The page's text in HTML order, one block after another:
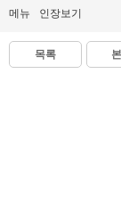
메뉴 인장보기
목록